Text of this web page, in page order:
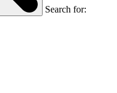
Search for: